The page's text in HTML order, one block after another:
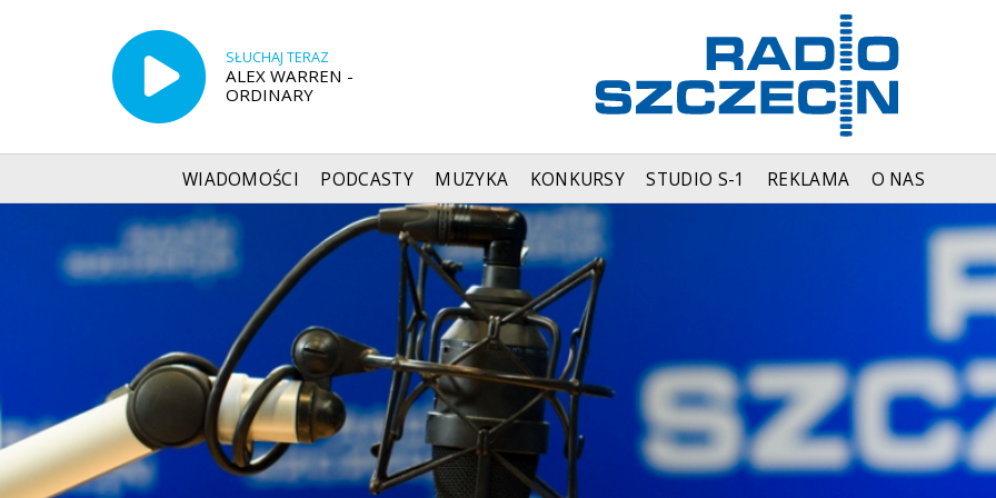
SŁUCHAJ TERAZ
ALEX WARREN -
ORDINARY
WIADOMOŚCI PODCASTY MUZYKA KONKURSY STUDIO S-1 REKLAMA O NAS